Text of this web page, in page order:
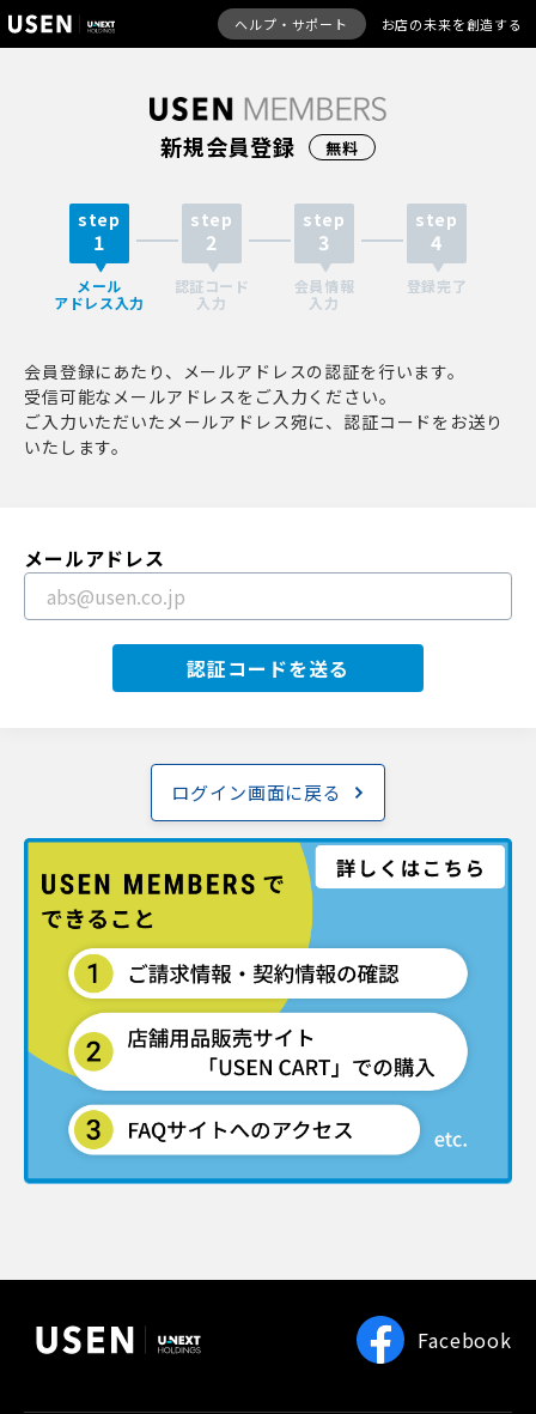
ヘルプ・サポート お店の未来を創造する
新規会員登録 無料
step
1
メール
アドレス入力
step
2
認証コード
入力
step
3
会員情報
入力
step
4
登録完了
会員登録にあたり、メールアドレスの認証を行います。
受信可能なメールアドレスをご入力ください。
ご入力いただいたメールアドレス宛に、認証コードをお送り
いたします。
メールアドレス
認証コードを送る
ログイン画面に戻る
Facebook